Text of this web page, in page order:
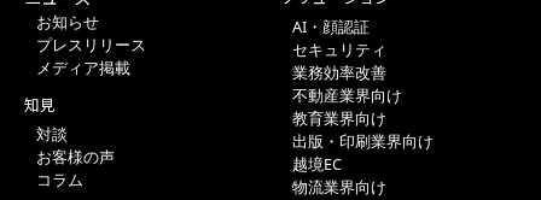
お知らせ
プレスリリース
メディア掲載
知見
対談
お客様の声
コラム
AI・顔認証
セキュリティ
業務効率改善
不動産業界向け
教育業界向け
出版・印刷業界向け
越境EC
物流業界向け